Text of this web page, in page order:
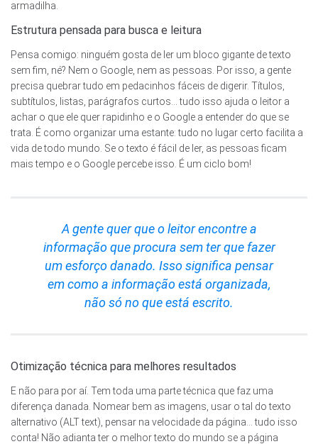
armadilha.
Estrutura pensada para busca e leitura
Pensa comigo: ninguém gosta de ler um bloco gigante de texto
sem fim, né? Nem o Google, nem as pessoas. Por isso, a gente
precisa quebrar tudo em pedacinhos fáceis de digerir. Títulos,
subtítulos, listas, parágrafos curtos… tudo isso ajuda o leitor a
achar o que ele quer rapidinho e o Google a entender do que se
trata. É como organizar uma estante: tudo no lugar certo facilita a
vida de todo mundo. Se o texto é fácil de ler, as pessoas ficam
mais tempo e o Google percebe isso. É um ciclo bom!
A gente quer que o leitor encontre a
informação que procura sem ter que fazer
um esforço danado. Isso significa pensar
em como a informação está organizada,
não só no que está escrito.
Otimização técnica para melhores resultados
E não para por aí. Tem toda uma parte técnica que faz uma
diferença danada. Nomear bem as imagens, usar o tal do texto
alternativo (ALT text), pensar na velocidade da página… tudo isso
conta! Não adianta ter o melhor texto do mundo se a página